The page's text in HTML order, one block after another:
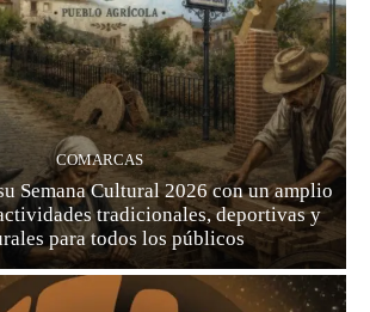
COMARCAS
Semana Cultural 2026 con un amplio
tradicionales, deportivas y
para todos los públicos